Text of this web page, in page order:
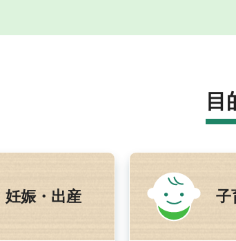
目
妊娠・出産 子